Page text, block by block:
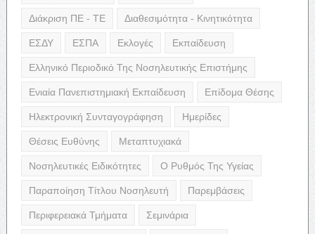
Διάκριση ΠΕ - ΤΕ Διαθεσιμότητα - Κινητικότητα
ΕΣΔΥ ΕΣΠΑ Εκλογές Εκπαίδευση
Ελληνικό Περιοδικό Της Νοσηλευτικής Επιστήμης
Ενιαία Πανεπιστημιακή Εκπαίδευση Επίδομα Θέσης
Ηλεκτρονική Συνταγογράφηση Ημερίδες
Θέσεις Ευθύνης Μεταπτυχιακά
Νοσηλευτικές Ειδικότητες Ο Ρυθμός Της Υγείας
Παραποίηση Τίτλου Νοσηλευτή Παρεμβάσεις
Περιφερειακά Τμήματα Σεμινάρια